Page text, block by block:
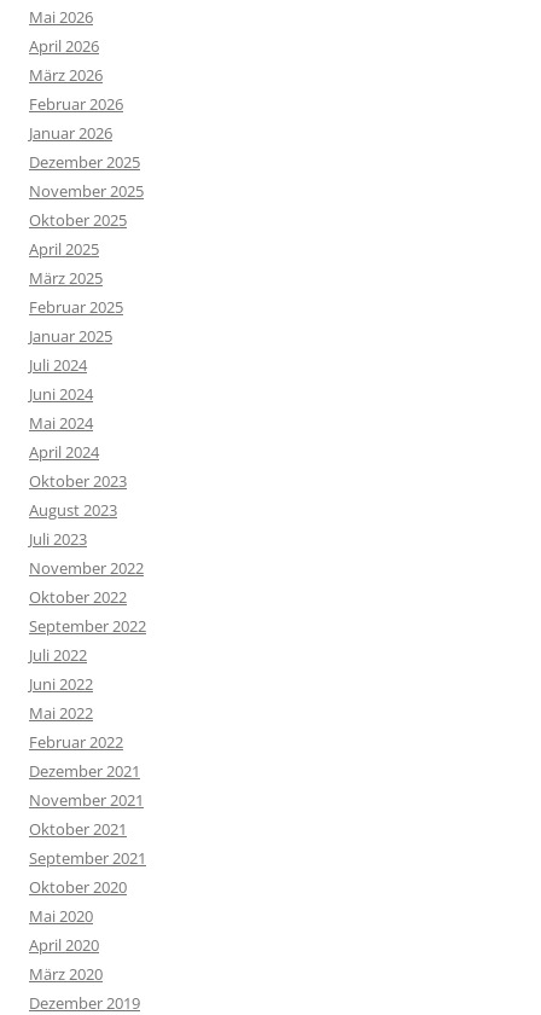
Mai 2026
April 2026
März 2026
Februar 2026
Januar 2026
Dezember 2025
November 2025
Oktober 2025
April 2025
März 2025
Februar 2025
Januar 2025
Juli 2024
Juni 2024
Mai 2024
April 2024
Oktober 2023
August 2023
Juli 2023
November 2022
Oktober 2022
September 2022
Juli 2022
Juni 2022
Mai 2022
Februar 2022
Dezember 2021
November 2021
Oktober 2021
September 2021
Oktober 2020
Mai 2020
April 2020
März 2020
Dezember 2019